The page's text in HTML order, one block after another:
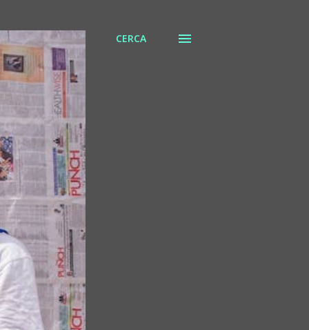
CERCA